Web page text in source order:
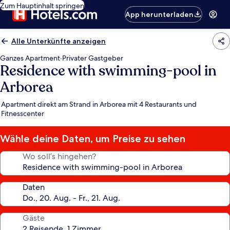
Zum Hauptinhalt springen
App herunterladen
Alle Unterkünfte anzeigen
Ganzes Apartment·Privater Gastgeber
Residence with swimming-pool in
Arborea
Apartment direkt am Strand in Arborea mit 4 Restaurants und
Fitnesscenter
Wähle deine Daten, um Preise zu sehen
Wo soll’s hingehen?
Daten
Gäste